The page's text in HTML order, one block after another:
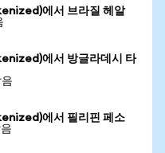
에서 브라질 헤알
에서 방글라데시 타
에서 필리핀 페소